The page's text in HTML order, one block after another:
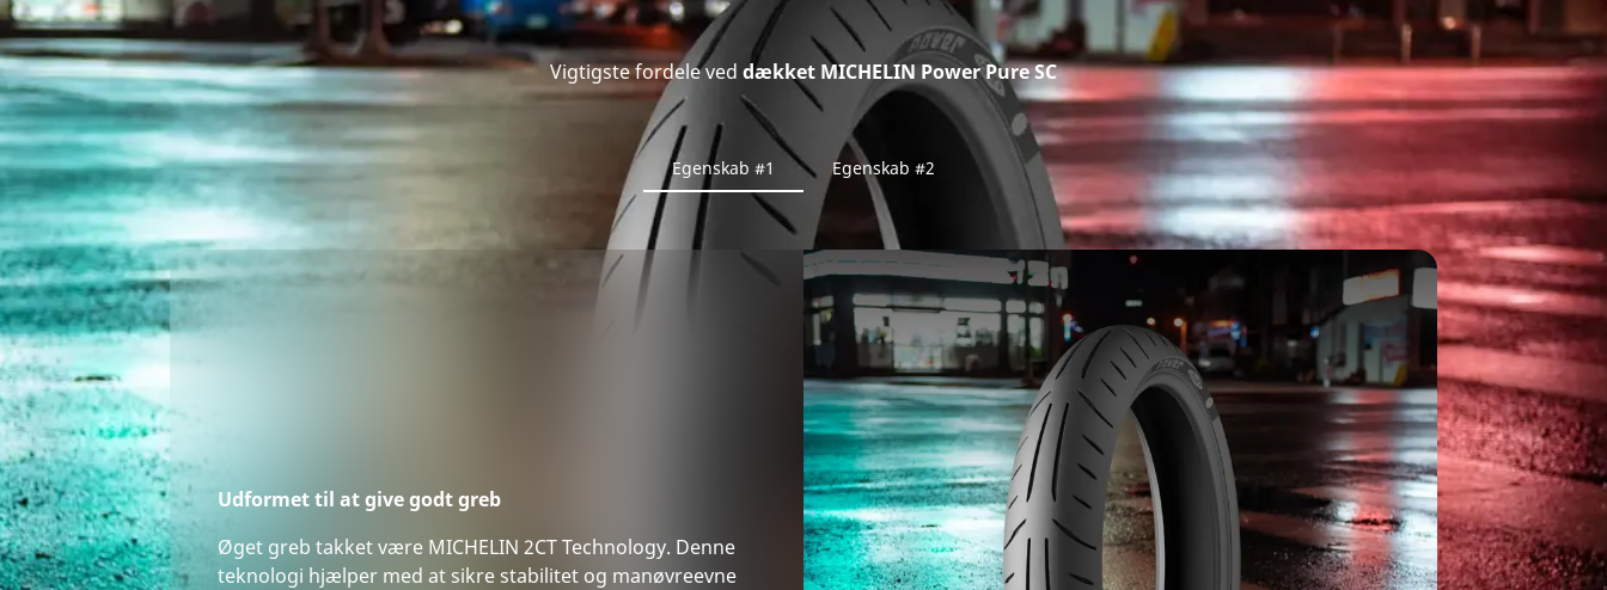
Vigtigste fordele ved dækket MICHELIN Power Pure SC
Egenskab #1 Egenskab #2
Udformet til at give godt greb
Øget greb takket være MICHELIN 2CT Technology. Denne
teknologi hjælper med at sikre stabilitet og manøvreevne